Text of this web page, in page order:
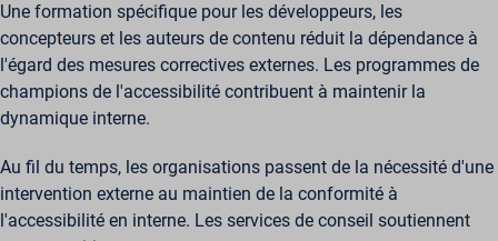
Une formation spécifique pour les développeurs, les
concepteurs et les auteurs de contenu réduit la dépendance à
l'égard des mesures correctives externes. Les programmes de
champions de l'accessibilité contribuent à maintenir la
dynamique interne.
Au fil du temps, les organisations passent de la nécessité d'une
intervention externe au maintien de la conformité à
l'accessibilité en interne. Les services de conseil soutiennent